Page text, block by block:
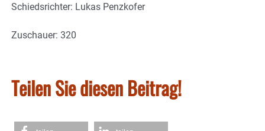
Schiedsrichter: Lukas Penzkofer
Zuschauer: 320
Teilen Sie diesen Beitrag!